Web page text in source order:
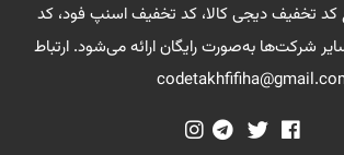
کد تخفیف دیجی کالا، کد تخفیف اسنپ فود، کد
شرکت‌ها به‌صورت رایگان ارائه می‌شود. ارتباط